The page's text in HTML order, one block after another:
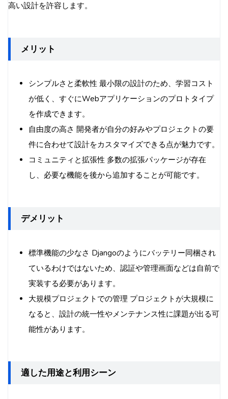
高い設計を許容します。
メリット
シンプルさと柔軟性 最小限の設計のため、学習コスト
が低く、すぐにWebアプリケーションのプロトタイプ
を作成できます。
自由度の高さ 開発者が自分の好みやプロジェクトの要
件に合わせて設計をカスタマイズできる点が魅力です。
コミュニティと拡張性 多数の拡張パッケージが存在
し、必要な機能を後から追加することが可能です。
デメリット
標準機能の少なさ Djangoのようにバッテリー同梱され
ているわけではないため、認証や管理画面などは自前で
実装する必要があります。
大規模プロジェクトでの管理 プロジェクトが大規模に
なると、設計の統一性やメンテナンス性に課題が出る可
能性があります。
適した用途と利用シーン